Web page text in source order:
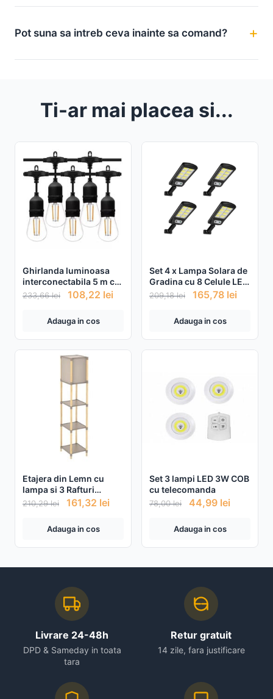
Pot suna sa intreb ceva inainte sa comand?
Ti-ar mai placea si...
Ghirlanda luminoasa
interconectabila 5 m cu
10 becuri 220w
233,66lei 108,22 lei
Adauga in cos
Set 4 x Lampa Solara de
Gradina cu 8 Celule LED
COB, Senzor de miscare
si Telecomanda
209,18lei 165,78 lei
Adauga in cos
Etajera din Lemn cu
lampa si 3 Rafturi
29x25x133cm
210,29lei 161,32 lei
Adauga in cos
Set 3 lampi LED 3W COB
cu telecomanda
78,00lei 44,99 lei
Adauga in cos
Livrare 24-48h
DPD & Sameday in toata
tara
Retur gratuit
14 zile, fara justificare